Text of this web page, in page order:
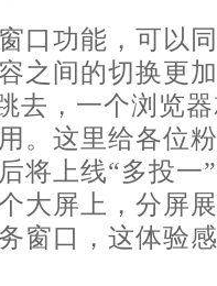
口功能，可以
之间的切换更
去，一个浏览
。这里给各位
将上线“多投一
大屏上，分屏
窗口，这体验